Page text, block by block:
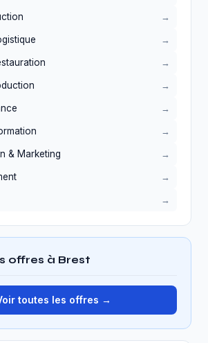
& Marketing
offres à Brest
toutes les offres →